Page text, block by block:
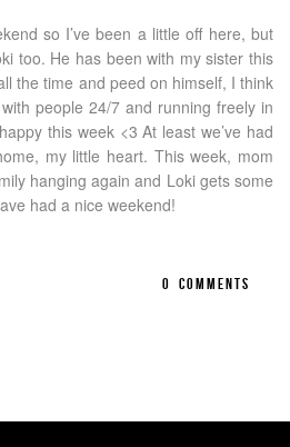
so I’ve been a little off here, but
too. He has been with my sister this
the time and peed on himself, I think
people 24/7 and running freely in
this week <3 At least we’ve had
my little heart. This week, mom
hanging again and Loki gets some
had a nice weekend!
0 COMMENTS